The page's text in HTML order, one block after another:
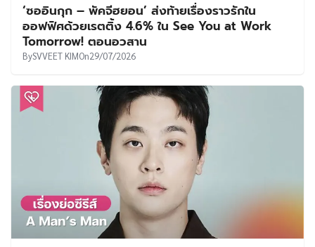
‘ซออินกุก – พัคจีฮยอน’ ส่งท้ายเรื่องราวรักใน
ออฟฟิศด้วยเรตติ้ง 4.6% ใน See You at Work
Tomorrow! ตอนอวสาน
BySVVEET KIMOn29/07/2026